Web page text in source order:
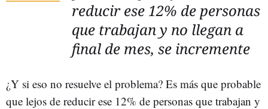
reducir ese 12% de personas
que trabajan y no llegan a
final de mes, se incremente
¿Y si eso no resuelve el problema? Es más que probable
que lejos de reducir ese 12% de personas que trabajan y